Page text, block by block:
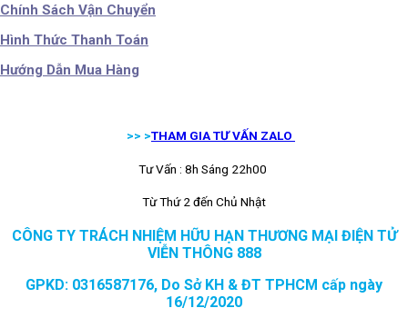
Chính Sách Vận Chuyển
Hình Thức Thanh Toán
Hướng Dẫn Mua Hàng
>> >THAM GIA TƯ VẤN ZALO
Tư Vấn : 8h Sáng 22h00
Từ Thứ 2 đến Chủ Nhật
CÔNG TY TRÁCH NHIỆM HỮU HẠN THƯƠNG MẠI ĐIỆN TỬ
VIỄN THÔNG 888
GPKD: 0316587176, Do Sở KH & ĐT TPHCM cấp ngày
16/12/2020